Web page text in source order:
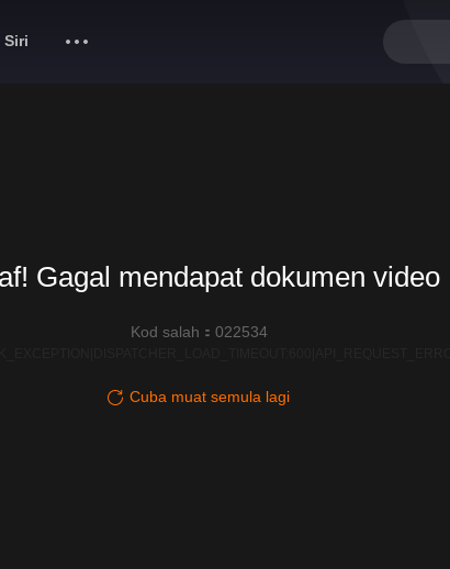
Siri
Gagal mendapat dokumen video
Kod salah：022534
Cuba muat semula lagi